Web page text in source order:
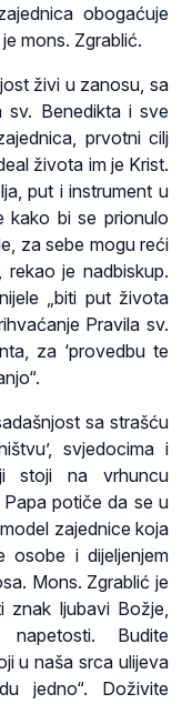
obogaćuje
mons. Zgrablić.
živi u zanosu, sa
sv. Benedikta i sve
prvotni cilj
života im je Krist.
put i instrument u
kako bi se prionulo
za sebe mogu reći
rekao je nadbiskup.
„biti put života
Pravila sv.
za ‘provedbu te
sa strašću
svjedocima i
stoji na vrhuncu
potiče da se u
zajednice koja
osobe i dijeljenjem
Mons. Zgrablić je
ljubavi Božje,
Budite
u naša srca ulijeva
jedno“. Doživite